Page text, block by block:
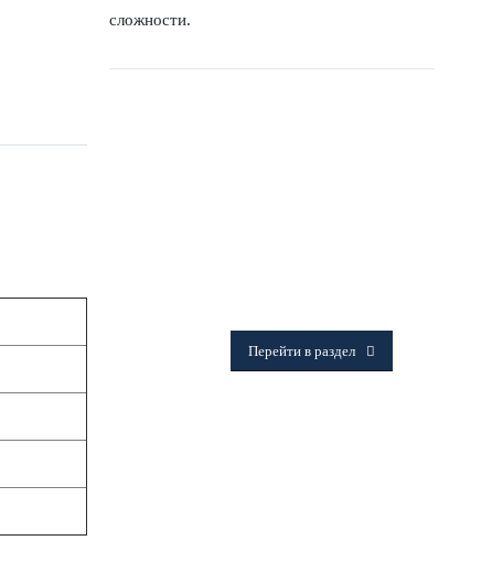
сложности.
Перейти в раздел